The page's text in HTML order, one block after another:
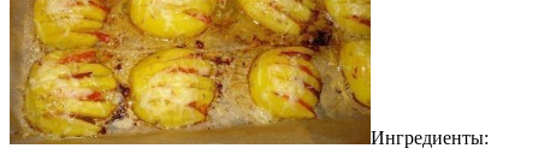
Ингредиенты: